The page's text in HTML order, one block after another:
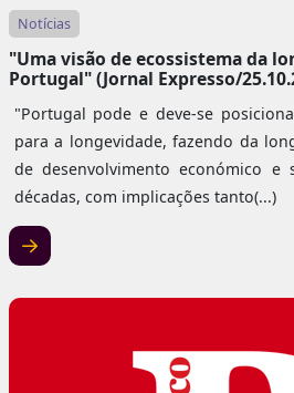
Notícias
"Uma visão de ecossistema da
Portugal" (Jornal Expresso/
"Portugal pode e deve-se
para a longevidade, fazendo da
de desenvolvimento económico e
décadas, com implicações tanto(...)